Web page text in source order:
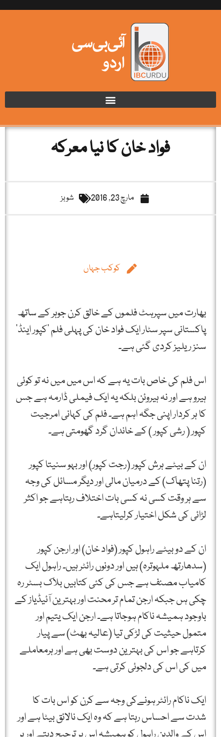
فواد خان کا نیا معرکہ
مارچ 23, 2016 شوبز
کوکب جہاں
بھارت میں سپرہٹ فلموں کے خالق کرن جوہر کے ساتھ
پاکستانی سپر سٹار ایک فواد خان کی پہلی فلم ’کپور اینڈ‘
سنز ریلیز کردی گئی ہے۔
اس فلم کی خاص بات یہ ہے کہ اس میں میں نہ تو کوئی
ہیرو ہے اور نہ ہیروئن بلکہ یہ ایک فیملی ڈارمہ ہے جس
کا ہر کردار اپنی جگہ اہم ہے۔ فلم کی کہانی امرجیت
کپور ( رشی کپور ) کے خاندان گرد گھومتی ہے۔
ان کے بیٹے ہرش کپور (رجت کپور) اور بہو سنیتا کپور
(رتنا پتھاک) کے درمیان مالی اور دیگر مسائل کی وجہ
سے ہر وقت کسی نہ کسی بات اختلاف رہتاہے جو اکثر
لڑائی کی شکل اختیار کرلیتاہے۔
ان کے دو بیٹے راہول کپور (فواد خان) اور ارجن کپور
(سدھارتھ ملہوترہ) ہیں اور دونوں رائٹر ہیں۔ راہول ایک
کامیاب مصنف ہے جس کی کئی کتابیں بلاک بسٹر رہ
چکی ہں جبکہ ارجن تمام تر محنت اور بہترین آئیڈیاز کے
باوجود ہمیشہ ناکام ہوجاتا ہے۔ ارجن ایک یتیم اور
متمول حیثیت کی لڑکی تیا (عالیہ بھٹ) سے پیار
کرتاہے جو اس کی بہترین دوست بھی ہے اور ہرمعاملے
میں کی اس کی دلجوئی کرتی ہے۔
ایک ناکام رائٹر ہونےکی وجہ سے کرن کو اس بات کا
شدت سے احساس رہتا ہے کہ وہ ایک نالائق بیٹا ہے اور